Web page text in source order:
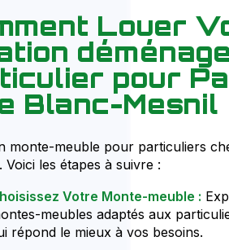
Louer
pour
Blanc-Mesnil
monte-meuble pour particuliers
Voici les étapes à suivre :
Votre Monte-meuble :
meubles adaptés aux
répond le mieux à vos besoins.